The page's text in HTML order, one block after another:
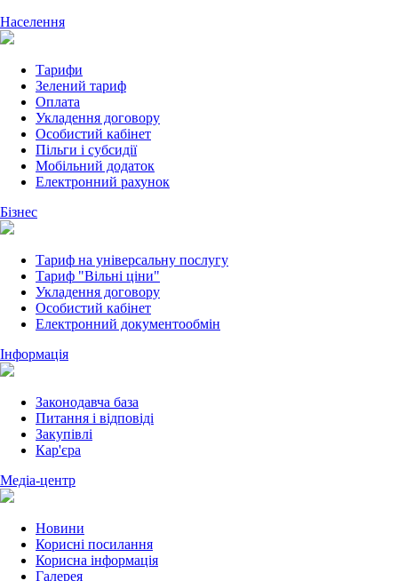
Населення
Тарифи
Зелений тариф
Оплата
Укладення договору
Особистий кабінет
Пільги і субсидії
Мобільний додаток
Електронний рахунок
Бізнес
Тариф на універсальну послугу
Тариф "Вільні ціни"
Укладення договору
Особистий кабінет
Електронний документообмін
Інформація
Законодавча база
Питання і відповіді
Закупівлі
Кар'єра
Медіа-центр
Новини
Корисні посилання
Корисна інформація
Галерея